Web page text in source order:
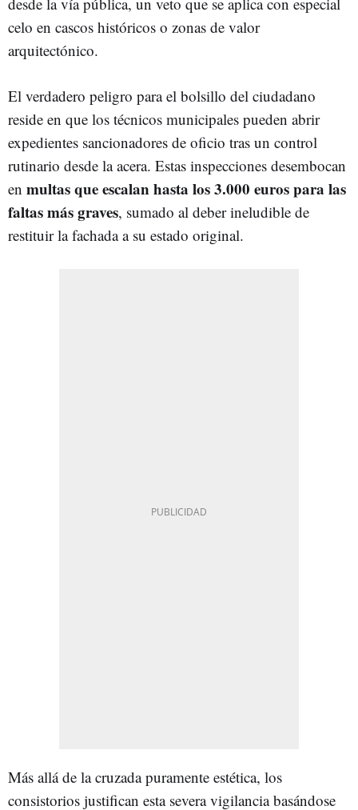
celo en cascos históricos o zonas de valor
arquitectónico.
El verdadero peligro para el bolsillo del ciudadano
reside en que los técnicos municipales pueden abrir
expedientes sancionadores de oficio tras un control
rutinario desde la acera. Estas inspecciones desembocan
en multas que escalan hasta los 3.000 euros para las
faltas más graves, sumado al deber ineludible de
restituir la fachada a su estado original.
Más allá de la cruzada puramente estética, los
consistorios justifican esta severa vigilancia basándose